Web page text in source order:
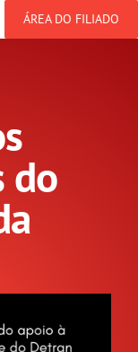
ÁREA DO FILIADO
do